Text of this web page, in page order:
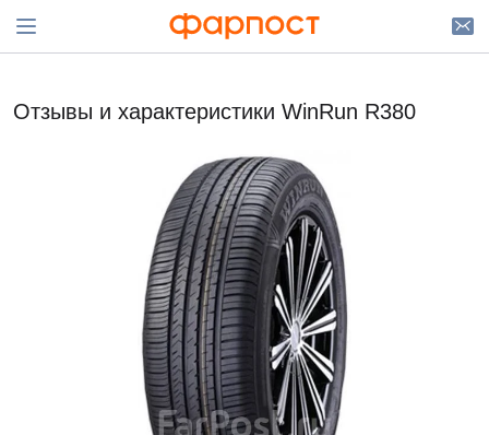
Отзывы и характеристики WinRun R380